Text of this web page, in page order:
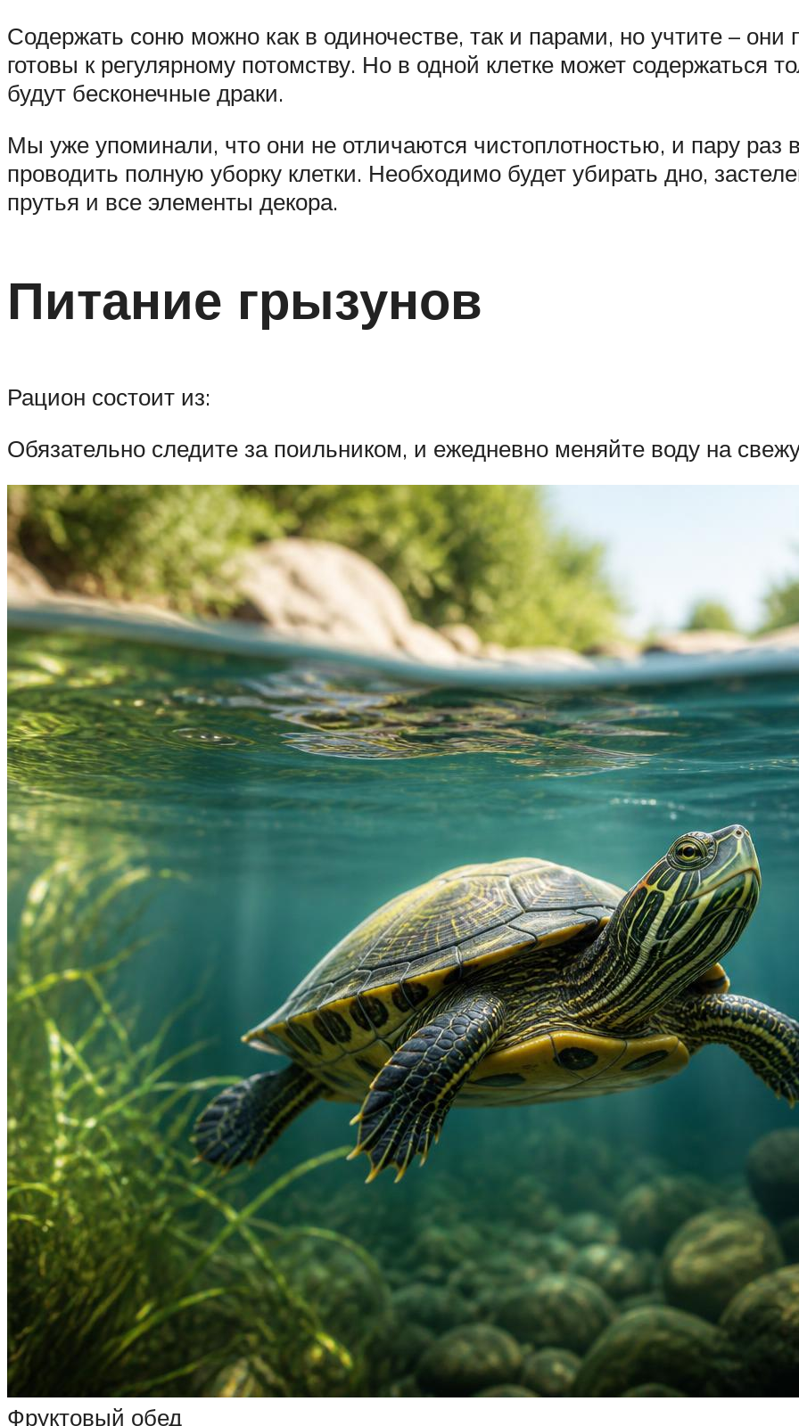
Содержать соню можно как в одиночестве, так и парами, но учтите – они
готовы к регулярному потомству. Но в одной клетке может содержаться
будут бесконечные драки.
Мы уже упоминали, что они не отличаются чистоплотностью, и пару раз
проводить полную уборку клетки. Необходимо будет убирать дно,
прутья и все элементы декора.
Питание грызунов
Рацион состоит из:
Обязательно следите за поильником, и ежедневно меняйте воду на
Фруктовый обед